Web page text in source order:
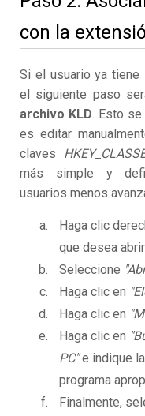
con la
Si el usuario ya tiene
el siguiente paso
archivo KLD. Esto se
es editar
claves
más simple y
usuarios menos
Haga clic
que desea abrir
Seleccione
Haga clic en
Haga clic en
Haga clic en
PC"e indique
programa
Finalmente,